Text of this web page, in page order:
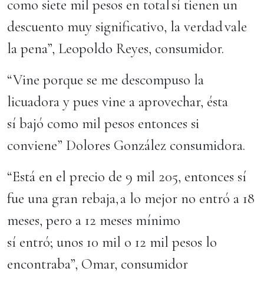
como siete mil pesos en total sí tienen un
descuento muy significativo, la verdad vale
la pena”, Leopoldo Reyes, consumidor.
“Vine porque se me descompuso la
licuadora y pues vine a aprovechar, ésta
sí bajó como mil pesos entonces si
conviene” Dolores González consumidora.
“Está en el precio de 9 mil 205, entonces sí
fue una gran rebaja, a lo mejor no entró a 18
meses, pero a 12 meses mínimo
sí entró; unos 10 mil o 12 mil pesos lo
encontraba”, Omar, consumidor